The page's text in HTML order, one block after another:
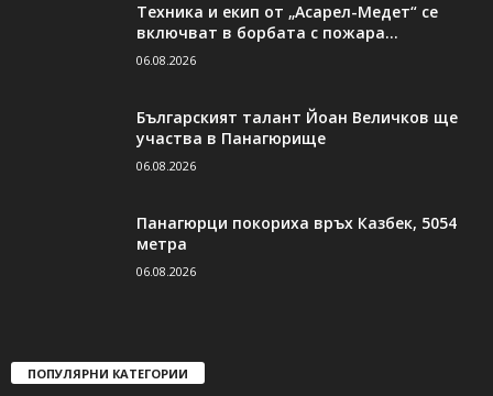
Техника и екип от „Асарел-Медет“ се
включват в борбата с пожара...
06.08.2026
Българският талант Йоан Величков ще
участва в Панагюрище
06.08.2026
Панагюрци покориха връх Казбек, 5054
метра
06.08.2026
ПОПУЛЯРНИ КАТЕГОРИИ